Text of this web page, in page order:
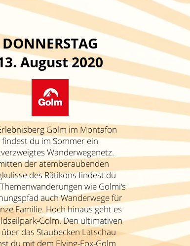
DONNERSTAG
. August 2020
Golm im Montafon
findest du im Sommer ein
Wanderwegenetz.
der atemberaubenden
des Rätikons findest du
wie Golmi‘s
auch Wanderwege für
Familie. Hoch hinaus geht es
Golm. Den ultimativen
über das Staubecken Latschau
du mit dem Flying-Fox-Golm